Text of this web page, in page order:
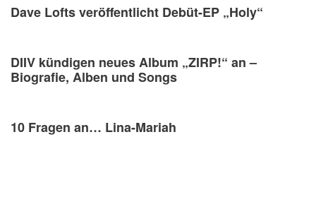
Dave Lofts veröffentlicht Debüt-EP „Holy“
DIIV kündigen neues Album „ZIRP!“ an –
Biografie, Alben und Songs
10 Fragen an… Lina-Mariah